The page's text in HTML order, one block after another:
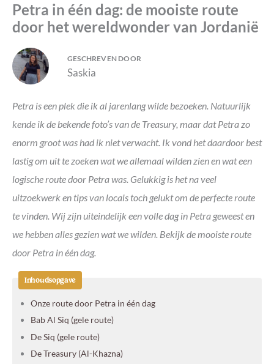
Petra in één dag: de mooiste route
door het wereldwonder van Jordanië
Petra is een plek die ik al jarenlang wilde bezoeken. Natuurlijk
kende ik de bekende foto’s van de Treasury, maar dat Petra zo
enorm groot was had ik niet verwacht. Ik vond het daardoor best
lastig om uit te zoeken wat we allemaal wilden zien en wat een
logische route door Petra was. Gelukkig is het na veel
uitzoekwerk en tips van locals toch gelukt om de perfecte route
te vinden. Wij zijn uiteindelijk een volle dag in Petra geweest en
we hebben alles gezien wat we wilden. Bekijk de mooiste route
door Petra in één dag.
Inhoudsopgave
Onze route door Petra in één dag
Bab Al Siq (gele route)
De Siq (gele route)
De Treasury (Al-Khazna)
GESCHREVEN DOOR
Saskia